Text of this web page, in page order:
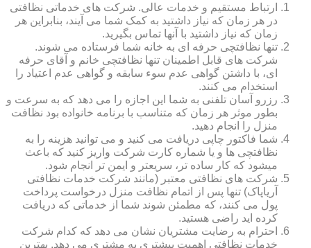
ارتباط مستقیم و خدمات عالی. شرکت های خدماتی نظافتی
در هر زمان که نیاز داشتید به کمک شما می آیند، بنابراین هر
زمان که نیاز داشتید با آنها تماس بگیرید.
تنها نظافتچی حرفه ای به خانه شما فرستاده می شوند.
شرکت های قابل اطمینان تنها نظافتچی خانم و آقای حرفه
ای، با داشتن گواهی عدم سوء سابقه و گواهی عدم اعتیاد را
استخدام می کنند.
رزرو آسان تلفنی به شما این اجازه را می دهد که به سرعت و
بطور موثر هر زمان که متناسب با برنامه خانواده بود نظافت
منزل را انجام دهید.
شما فاکتور چاپی دریافت می کنید و می توانید هزینه را به
نظافتچی ها و یا شماره کارت شرکت واریز کنید که باعث
میشود که کار ساده تر، سریعتر و ایمن تر انجام شود.
شرکت های نظافتی معتبر (مانند شرکت خدمات نظافتی
آریاپاک) تنها پس از اتمام نظافت منزل درخواست پرداخت
پول می کنند، که مطمئن شوند شما از خدماتی که دریافت
کرده اید راضی هستید.
احترام به رضایت مشتریان نشان می دهد که کدام شرکت
خدمات نظافتی اهمیت بیشتری به مشتری می دهد. بهترین